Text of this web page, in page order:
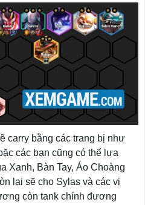
carry bằng các trang bị như
các bạn cũng có thể lựa
Xanh, Bàn Tay, Áo Choàng
lại sẽ cho Sylas và các vị
còn tank chính đương